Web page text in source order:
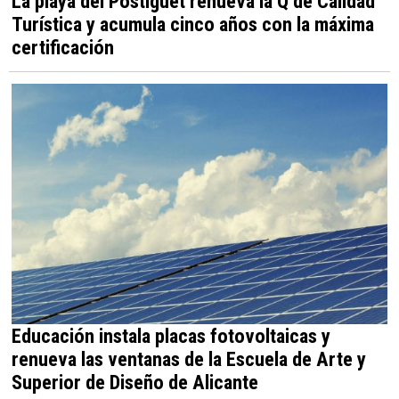
Turística y acumula cinco años con la máxima
certificación
Educación instala placas fotovoltaicas y
renueva las ventanas de la Escuela de Arte y
Superior de Diseño de Alicante